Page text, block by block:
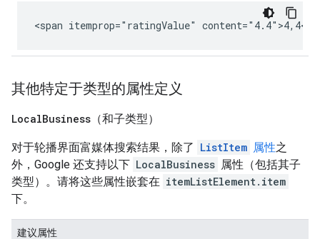
<span itemprop="ratingValue" content="4.4">4,4</
其他特定于类型的属性定义
LocalBusiness （和子类型）
对于轮播界面富媒体搜索结果，除了 ListItem 属性之
外，Google 还支持以下 LocalBusiness 属性（包括其子
类型）。请将这些属性嵌套在 itemListElement.item
下。
建议属性